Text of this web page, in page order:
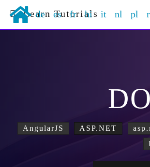
Learn Tutorials
de es fr hi it nl pl
AngularJS ASP.NET